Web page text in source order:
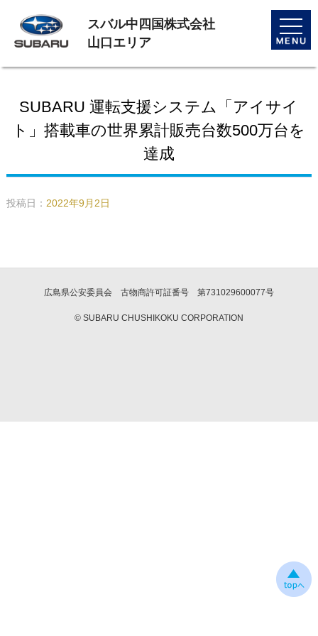
toggle
スバル中四国株式会社
山口エリア
SUBARU 運転支援システム「アイサイ
ト」搭載車の世界累計販売台数500万台を
達成
投稿日： 2022年9月2日
広島県公安委員会 古物商許可証番号 第731029600077号
© SUBARU CHUSHIKOKU CORPORATION